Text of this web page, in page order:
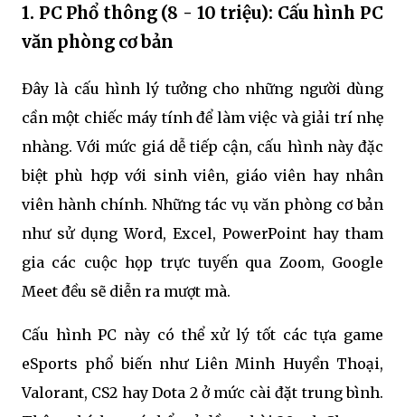
1. PC Phổ thông (8 - 10 triệu): Cấu hình PC
văn phòng cơ bản
Đây là cấu hình lý tưởng cho những người dùng
cần một chiếc máy tính để làm việc và giải trí nhẹ
nhàng. Với mức giá dễ tiếp cận, cấu hình này đặc
biệt phù hợp với sinh viên, giáo viên hay nhân
viên hành chính. Những tác vụ văn phòng cơ bản
như sử dụng Word, Excel, PowerPoint hay tham
gia các cuộc họp trực tuyến qua Zoom, Google
Meet đều sẽ diễn ra mượt mà.
Cấu hình PC này có thể xử lý tốt các tựa game
eSports phổ biến như Liên Minh Huyền Thoại,
Valorant, CS2 hay Dota 2 ở mức cài đặt trung bình.